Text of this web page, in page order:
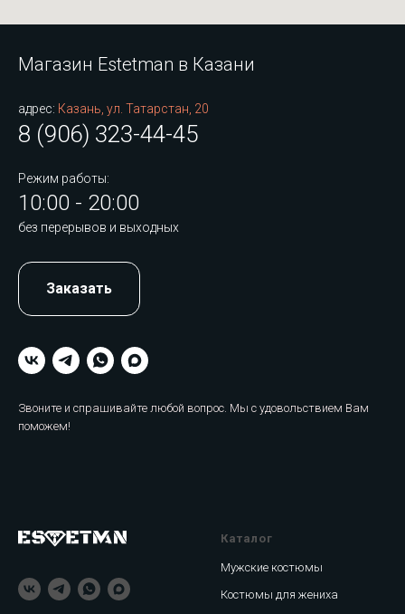
Магазин Estetman в Казани
адрес: Казань, ул. Татарстан, 20
8 (906) 323-44-45
Режим работы:
10:00 - 20:00
без перерывов и выходных
Заказать
Звоните и спрашивайте любой вопрос. Мы с удовольствием Вам
поможем!
Каталог
Мужские костюмы
Костюмы для жениха